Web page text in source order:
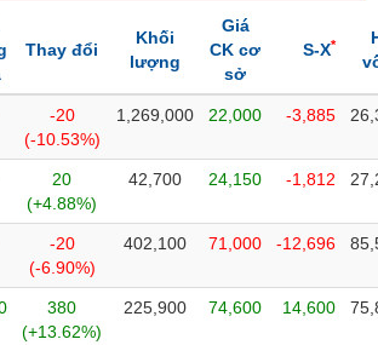
Thay đổi
Khối
lượng
Giá
CK cơ
sở
S-X*
-20
(-10.53%)
1,269,000 22,000 -3,885
20
(+4.88%)
42,700 24,150 -1,812
-20
(-6.90%)
402,100 71,000 -12,696
380
(+13.62%)
225,900 74,600 14,600